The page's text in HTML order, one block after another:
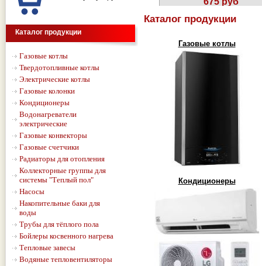
Каталог продукции
Газовые котлы
Твердотопливные котлы
Электрические котлы
Газовые колонки
Кондиционеры
Водонагреватели
электрические
Газовые конвекторы
Газовые счетчики
Радиаторы для отопления
Коллекторные группы для
системы "Теплый пол"
Насосы
Накопительные баки для
воды
Трубы для тёплого пола
Бойлеры косвенного нагрева
Тепловые завесы
Водяные тепловентиляторы
Каталог продукции
Газовые котлы
Кондиционеры